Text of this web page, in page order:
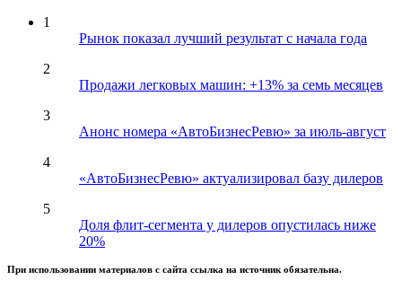
1
Рынок показал лучший результат с начала года
2
Продажи легковых машин: +13% за семь месяцев
3
Анонс номера «АвтоБизнесРевю» за июль-август
4
«АвтоБизнесРевю» актуализировал базу дилеров
5
Доля флит-сегмента у дилеров опустилась ниже
20%
При использовании материалов с сайта ссылка на источник обязательна.